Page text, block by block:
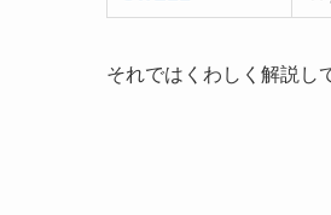
それではくわしく解説し